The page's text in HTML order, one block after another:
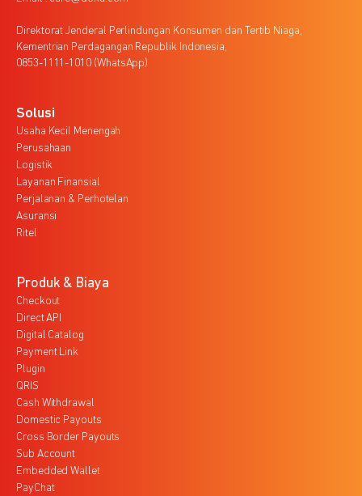
Direktorat Jenderal Perlindungan Konsumen dan Tertib Niaga,
Kementrian Perdagangan Republik Indonesia,
0853-1111-1010 (WhatsApp)
Solusi
Usaha Kecil Menengah
Perusahaan
Logistik
Layanan Finansial
Perjalanan & Perhotelan
Asuransi
Ritel
Produk & Biaya
Checkout
Direct API
Digital Catalog
Payment Link
Plugin
QRIS
Cash Withdrawal
Domestic Payouts
Cross Border Payouts
Sub Account
Embedded Wallet
PayChat